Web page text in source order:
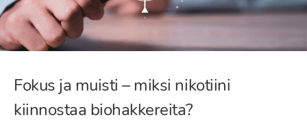
Fokus ja muisti – miksi nikotiini
kiinnostaa biohakkereita?